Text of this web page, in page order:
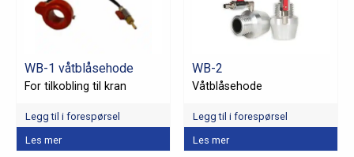
WB-1 våtblåsehode
For tilkobling til kran
Legg til i forespørsel
Les mer
WB-2
Våtblåsehode
Legg til i forespørsel
Les mer